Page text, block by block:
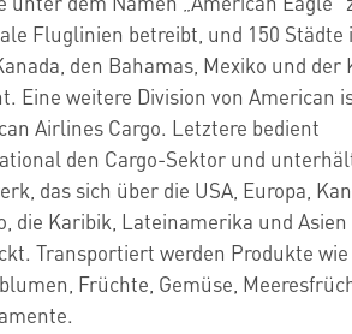
Fluglinien betreibt, und 150 Städte
den Bahamas, Mexiko und der
Eine weitere Division von American
Airlines Cargo. Letztere bedient
den Cargo-Sektor und
das sich über die USA, Europa,
die Karibik, Lateinamerika und Asien
Transportiert werden Produkte wie
Früchte, Gemüse,